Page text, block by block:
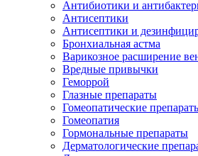
Антибиотики и
Антисептики
Антисептики и
Бронхиальная астма
Варикозное расширение
Вредные привычки
Геморрой
Глазные препараты
Гомеопатические
Гомеопатия
Гормональные препараты
Дерматологические